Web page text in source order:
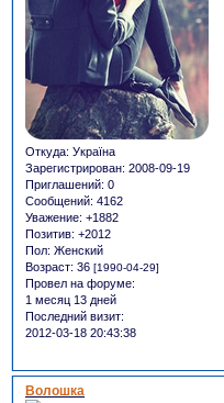
Откуда: Україна
Зарегистрирован: 2008-09-19
Приглашений: 0
Сообщений: 4162
Уважение: +1882
Позитив: +2012
Пол: Женский
Возраст: 36 [1990-04-29]
Провел на форуме:
1 месяц 13 дней
Последний визит:
2012-03-18 20:43:38
Волошка